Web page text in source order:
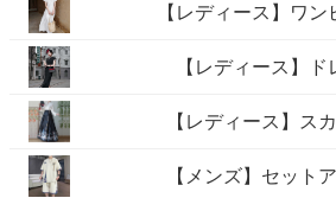
【レディース】ワン
【レディース】ド
【レディース】ス
【メンズ】セット